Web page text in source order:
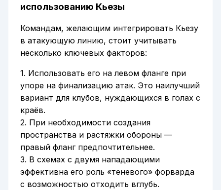
использованию Кьезы
Командам, желающим интегрировать Кьезу
в атакующую линию, стоит учитывать
несколько ключевых факторов:
1. Использовать его на левом фланге при
упоре на финализацию атак. Это наилучший
вариант для клубов, нуждающихся в голах с
краёв.
2. При необходимости создания
пространства и растяжки обороны —
правый фланг предпочтительнее.
3. В схемаx с двумя нападающими
эффективна его роль «теневого» форварда
с возможностью отходить вглубь.